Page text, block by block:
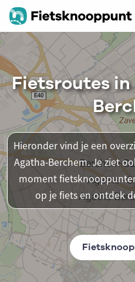
Fietsroutes
Hieronder vind je een
Agatha-Berchem. Je ziet
moment
op je fiets en ontdek